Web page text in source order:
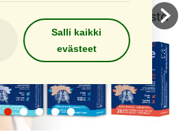
Salli kaikki
evästeet